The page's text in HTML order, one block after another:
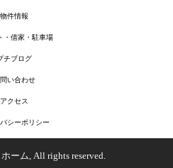
物件情報
・借家・駐車場
チブログ
い合わせ
アクセス
シーポリシー
ーム, All rights reserved.